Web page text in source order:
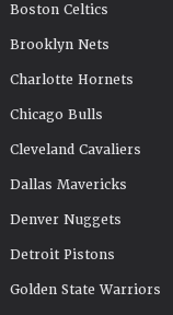
Boston Celtics
Brooklyn Nets
Charlotte Hornets
Chicago Bulls
Cleveland Cavaliers
Dallas Mavericks
Denver Nuggets
Detroit Pistons
Golden State Warriors